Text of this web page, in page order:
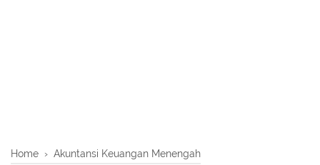
Home › Akuntansi Keuangan Menengah